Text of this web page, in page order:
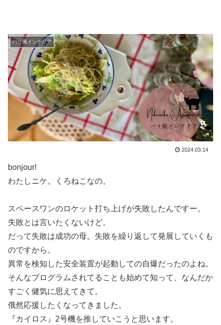
パリ風インテリア
2024.03.14
bonjour!
わたしニケ。くろねこなの。
スペースワンのロケット打ち上げが失敗したんですー。
失敗とは言いたくないけど。
だって失敗は成功の母。失敗を繰り返して発展していくも
のですから。
異常を検知した安全装置が起動しての自爆だったのよね。
そんなプログラムされてることも始めて知って、なんだか
すごく健気に思えてきて。
俄然応援したくなってきました。
『カイロス』2号機を推していこうと思います。